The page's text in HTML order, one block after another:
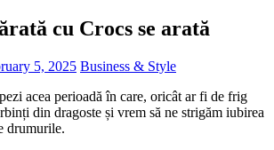
cu Crocs se arată
5, 2025 Business & Style
acea perioadă în care, oricât ar fi de frig
din dragoste și vrem să ne strigăm iubirea
drumurile.